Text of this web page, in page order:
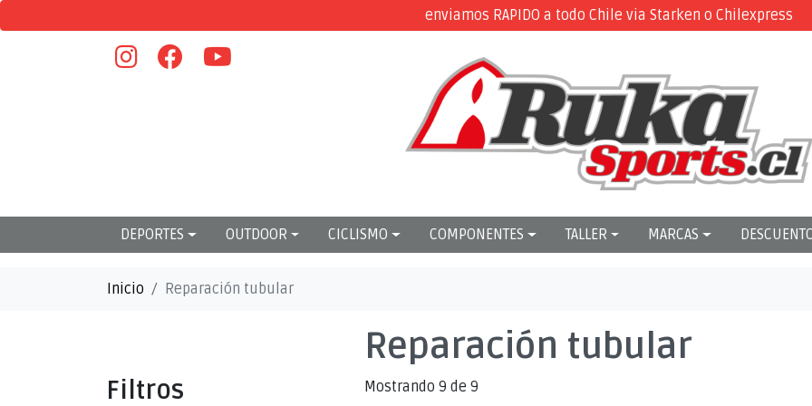
enviamos RAPIDO a todo Chile via Starken o Chilexpress
DEPORTES OUTDOOR CICLISMO COMPONENTES TALLER MARCAS
Inicio Reparación tubular
Reparación tubular
Filtros Mostrando 9 de 9